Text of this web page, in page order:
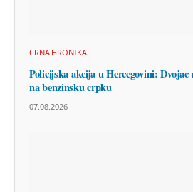
CRNA HRONIKA
Policijska akcija u Hercegovini: Dvojac
na benzinsku crpku
07.08.2026